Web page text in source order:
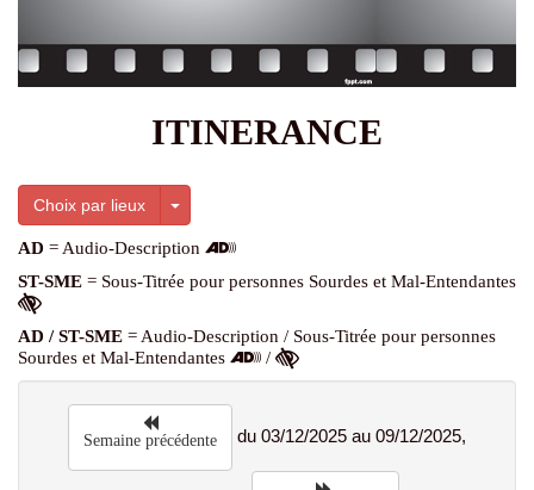
ITINERANCE
Choix par lieux Toggle Dropdown
AD = Audio-Description
ST-SME = Sous-Titrée pour personnes Sourdes et Mal-Entendantes
AD / ST-SME = Audio-Description / Sous-Titrée pour personnes
Sourdes et Mal-Entendantes
/
Semaine précédente du 03/12/2025 au 09/12/2025,